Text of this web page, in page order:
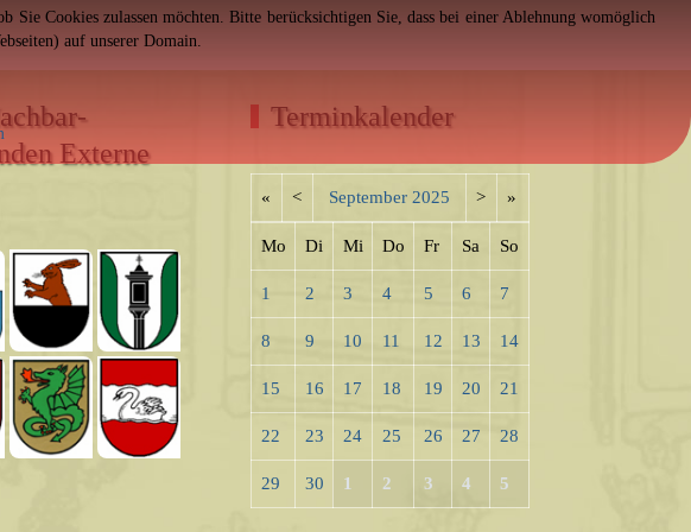
Externe
Terminkalender
« < September 2025 > »
Mo Di Mi Do Fr Sa So
1 2 3 4 5 6 7
8 9 10 11 12 13 14
15 16 17 18 19 20 21
22 23 24 25 26 27 28
29 30 1 2 3 4 5
Sie Cookies zulassen möchten. Bitte berücksichtigen Sie, dass bei einer Ablehnung womöglich
auf unserer Domain.